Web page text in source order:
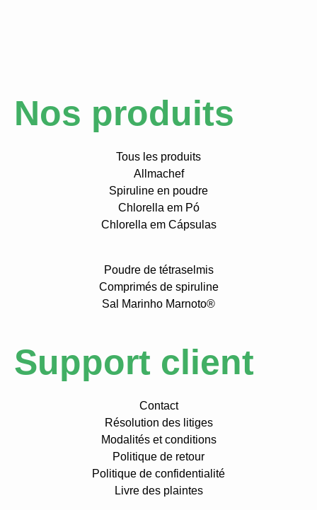
Nos produits
Tous les produits
Allmachef
Spiruline en poudre
Chlorella em Pó
Chlorella em Cápsulas
Poudre de tétraselmis
Comprimés de spiruline
Sal Marinho Marnoto®
Support client
Contact
Résolution des litiges
Modalités et conditions
Politique de retour
Politique de confidentialité
Livre des plaintes